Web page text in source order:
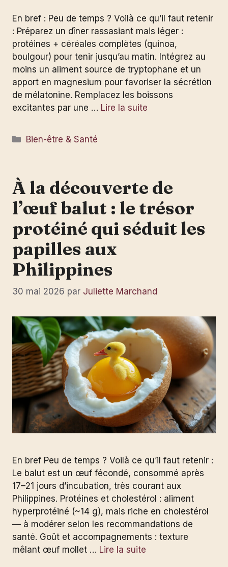
En bref : Peu de temps ? Voilà ce qu’il faut retenir
: Préparez un dîner rassasiant mais léger :
protéines + céréales complètes (quinoa,
boulgour) pour tenir jusqu’au matin. Intégrez au
moins un aliment source de tryptophane et un
apport en magnesium pour favoriser la sécrétion
de mélatonine. Remplacez les boissons
excitantes par une … Lire la suite
Catégories
Bien-être & Santé
À la découverte de
l’œuf balut : le trésor
protéiné qui séduit les
papilles aux
Philippines
30 mai 2026 par Juliette Marchand
En bref Peu de temps ? Voilà ce qu’il faut retenir :
Le balut est un œuf fécondé, consommé après
17–21 jours d’incubation, très courant aux
Philippines. Protéines et cholestérol : aliment
hyperprotéiné (~14 g), mais riche en cholestérol
— à modérer selon les recommandations de
santé. Goût et accompagnements : texture
mêlant œuf mollet … Lire la suite